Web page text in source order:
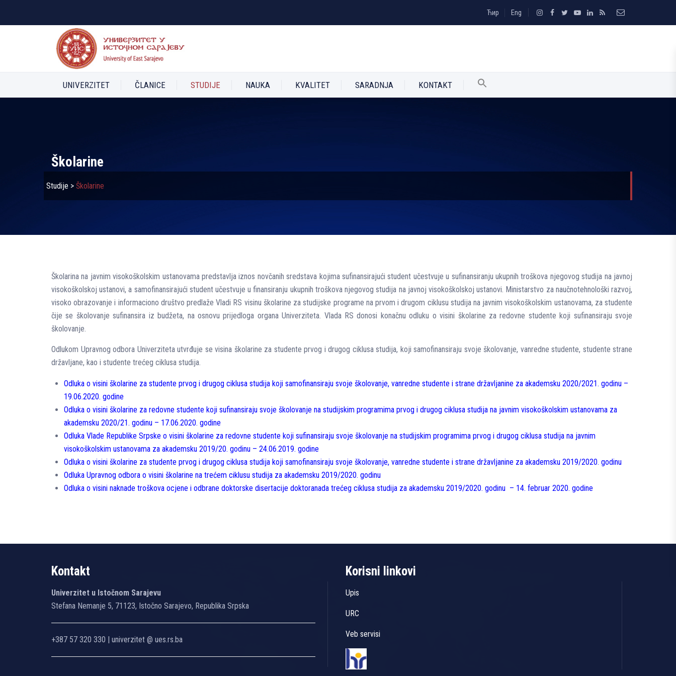
Ћир Eng
UNIVERZITET ČLANICE STUDIJE NAUKA KVALITET SARADNJA KONTAKT
Školarine
Studije > Školarine
Školarina na javnim visokoškolskim ustanovama predstavlja iznos novčanih sredstava kojima sufinansirajući student učestvuje u sufinansiranju ukupnih troškova njegovog studija na javnoj
visokoškolskoj ustanovi, a samofinansirajući student učestvuje u finansiranju ukupnih troškova njegovog studija na javnoj visokoškolskoj ustanovi. Ministarstvo za naučnotehnološki razvoj,
visoko obrazovanje i informaciono društvo predlaže Vladi RS visinu školarine za studijske programe na prvom i drugom ciklusu studija na javnim visokoškolskim ustanovama, za studente
čije se školovanje sufinansira iz budžeta, na osnovu prijedloga organa Univerziteta. Vlada RS donosi konačnu odluku o visini školarine za redovne studente koji sufinansiraju svoje
školovanje.
Odlukom Upravnog odbora Univerziteta utvrđuje se visina školarine za studente prvog i drugog ciklusa studija, koji samofinansiraju svoje školovanje, vanredne studente, studente strane
državljane, kao i studente trećeg ciklusa studija.
Odluka o visini školarine za studente prvog i drugog ciklusa studija koji samofinansiraju svoje školovanje, vanredne studente i strane državlјanine za akademsku 2020/2021. godinu –
19.06.2020. godine
Odluka o visini školarine za redovne studente koji sufinansiraju svoje školovanje na studijskim programima prvog i drugog ciklusa studija na javnim visokoškolskim ustanovama za
akademsku 2020/21. godinu – 17.06.2020. godine
Odluka Vlade Republike Srpske o visini školarine za redovne studente koji sufinansiraju svoje školovanje na studijskim programima prvog i drugog ciklusa studija na javnim
visokoškolskim ustanovama za akademsku 2019/20. godinu – 24.06.2019. godine
Odluka o visini školarine za studente prvog i drugog ciklusa studija koji samofinansiraju svoje školovanje, vanredne studente i strane državljanine za akademsku 2019/2020. godinu
Odluka Upravnog odbora o visini školarine na trećem ciklusu studija za akademsku 2019/2020. godinu
Odluka o visini naknade troškova ocjene i odbrane doktorske disertacije doktoranada trećeg ciklusa studija za akademsku 2019/2020. godinu – 14. februar 2020. godine
Kontakt
Univerzitet u Istočnom Sarajevu
Stefana Nemanje 5, 71123, Istočno Sarajevo, Republika Srpska
+387 57 320 330 | univerzitet @ ues.rs.ba
Korisni linkovi
Upis
URC
Veb servisi